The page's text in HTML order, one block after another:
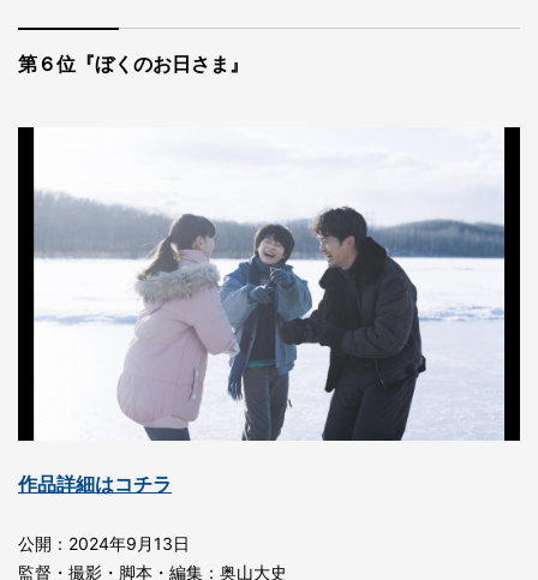
第６位『ぼくのお日さま』
作品詳細はコチラ
公開：2024年9月13日
監督・撮影・脚本・編集：奥⼭⼤史